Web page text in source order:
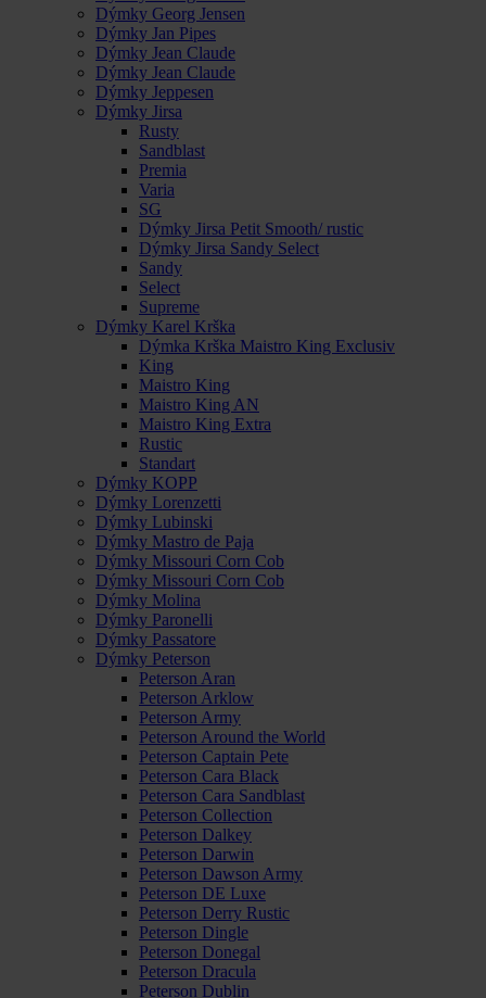
Dýmky Georg Jensen
Dýmky Jan Pipes
Dýmky Jean Claude
Dýmky Jean Claude
Dýmky Jeppesen
Dýmky Jirsa
Rusty
Sandblast
Premia
Varia
SG
Dýmky Jirsa Petit Smooth/ rustic
Dýmky Jirsa Sandy Select
Sandy
Select
Supreme
Dýmky Karel Krška
Dýmka Krška Maistro King Exclusiv
King
Maistro King
Maistro King AN
Maistro King Extra
Rustic
Standart
Dýmky KOPP
Dýmky Lorenzetti
Dýmky Lubinski
Dýmky Mastro de Paja
Dýmky Missouri Corn Cob
Dýmky Missouri Corn Cob
Dýmky Molina
Dýmky Paronelli
Dýmky Passatore
Dýmky Peterson
Peterson Aran
Peterson Arklow
Peterson Army
Peterson Around the World
Peterson Captain Pete
Peterson Cara Black
Peterson Cara Sandblast
Peterson Collection
Peterson Dalkey
Peterson Darwin
Peterson Dawson Army
Peterson DE Luxe
Peterson Derry Rustic
Peterson Dingle
Peterson Donegal
Peterson Dracula
Peterson Dublin